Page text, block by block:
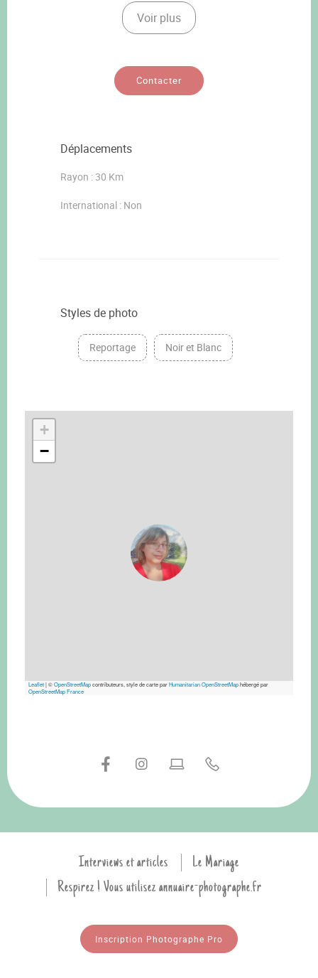
Voir plus
Contacter
Déplacements
Rayon : 30 Km
International : Non
Styles de photo
Reportage Noir et Blanc
+
−
Leaflet|©OpenStreetMapcontributeurs, style de carte parHumanitarian OpenStreetMaphébergé par
OpenStreetMap France
Interviews et articles
Le Mariage
Respirez ! Vous utilisez annuaire-photographe.fr
Inscription Photographe Pro